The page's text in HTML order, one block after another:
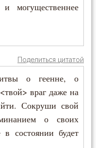
могущественнее
Поделиться цитатой
о геенне, о
враг даже на
Сокруши свой
о своих
состоянии будет